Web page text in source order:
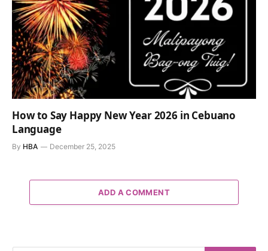
How to Say Happy New Year 2026 in Cebuano
Language
By HBA December 25, 2025
ADD A COMMENT